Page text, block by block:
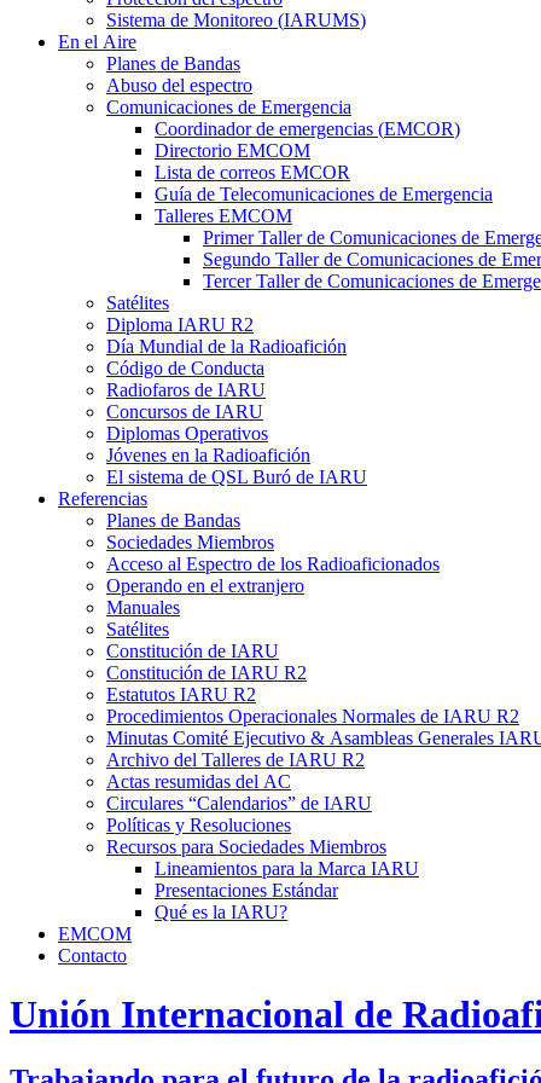
Sistema de Monitoreo (IARUMS)
En el Aire
Planes de Bandas
Abuso del espectro
Comunicaciones de Emergencia
Coordinador de emergencias (EMCOR)
Directorio EMCOM
Lista de correos EMCOR
Guía de Telecomunicaciones de Emergencia
Talleres EMCOM
Primer Taller de Comunicaciones de
Segundo Taller de Comunicaciones de
Tercer Taller de Comunicaciones de
Satélites
Diploma IARU R2
Día Mundial de la Radioafición
Código de Conducta
Radiofaros de IARU
Concursos de IARU
Diplomas Operativos
Jóvenes en la Radioafición
El sistema de QSL Buró de IARU
Referencias
Planes de Bandas
Sociedades Miembros
Acceso al Espectro de los Radioaficionados
Operando en el extranjero
Manuales
Satélites
Constitución de IARU
Constitución de IARU R2
Estatutos IARU R2
Procedimientos Operacionales Normales de IARU R2
Minutas Comité Ejecutivo & Asambleas Generales
Archivo del Talleres de IARU R2
Actas resumidas del AC
Circulares “Calendarios” de IARU
Políticas y Resoluciones
Recursos para Sociedades Miembros
Lineamientos para la Marca IARU
Presentaciones Estándar
Qué es la IARU?
EMCOM
Contacto
Unión Internacional de